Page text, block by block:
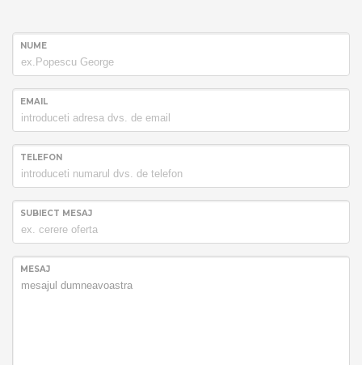
NUME
EMAIL
TELEFON
SUBIECT MESAJ
MESAJ